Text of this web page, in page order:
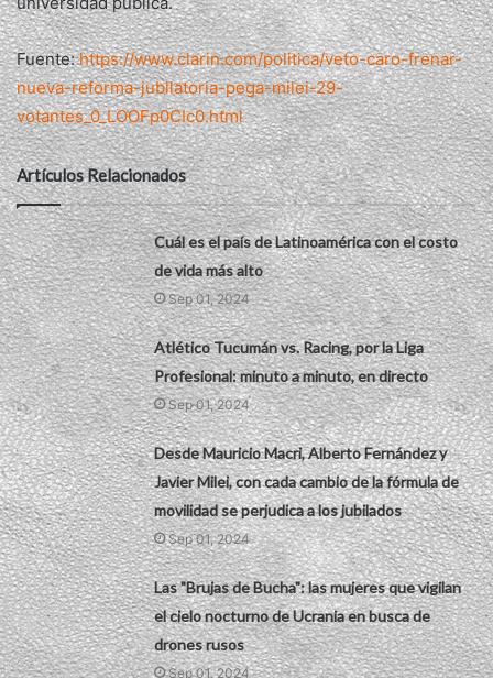
Fuente:https://www.clarin.com/politica/veto-caro-frenar-
nueva-reforma-jubilatoria-pega-milei-29-
votantes_0_LOOFp0CIc0.html
Artículos Relacionados
Cuál es el país de Latinoamérica con el costo
de vida más alto
Sep 01, 2024
Atlético Tucumán vs. Racing, por la Liga
Profesional: minuto a minuto, en directo
Sep 01, 2024
Desde Mauricio Macri, Alberto Fernández y
Javier Milei, con cada cambio de la fórmula de
movilidad se perjudica a los jubilados
Sep 01, 2024
Las "Brujas de Bucha": las mujeres que vigilan
el cielo nocturno de Ucrania en busca de
drones rusos
Sep 01, 2024